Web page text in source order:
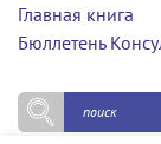
Главная книга
Бюллетень